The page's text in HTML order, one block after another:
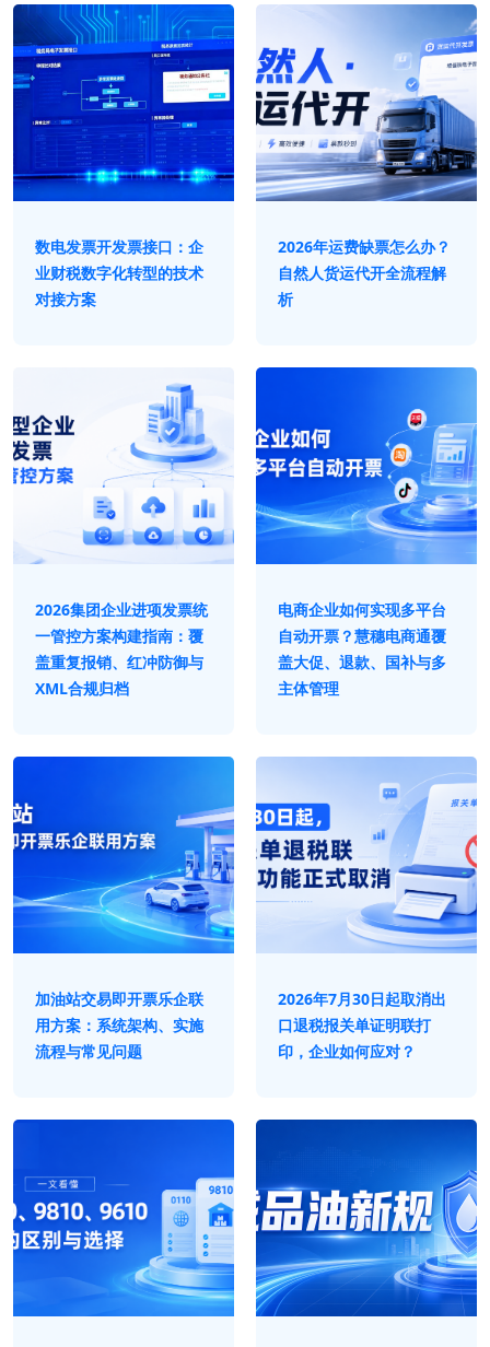
数电发票开发票接口：企
业财税数字化转型的技术
对接方案
2026年运费缺票怎么办？
自然人货运代开全流程解
析
2026集团企业进项发票统
一管控方案构建指南：覆
盖重复报销、红冲防御与
XML合规归档
电商企业如何实现多平台
自动开票？慧穗电商通覆
盖大促、退款、国补与多
主体管理
加油站交易即开票乐企联
用方案：系统架构、实施
流程与常见问题
2026年7月30日起取消出
口退税报关单证明联打
印，企业如何应对？